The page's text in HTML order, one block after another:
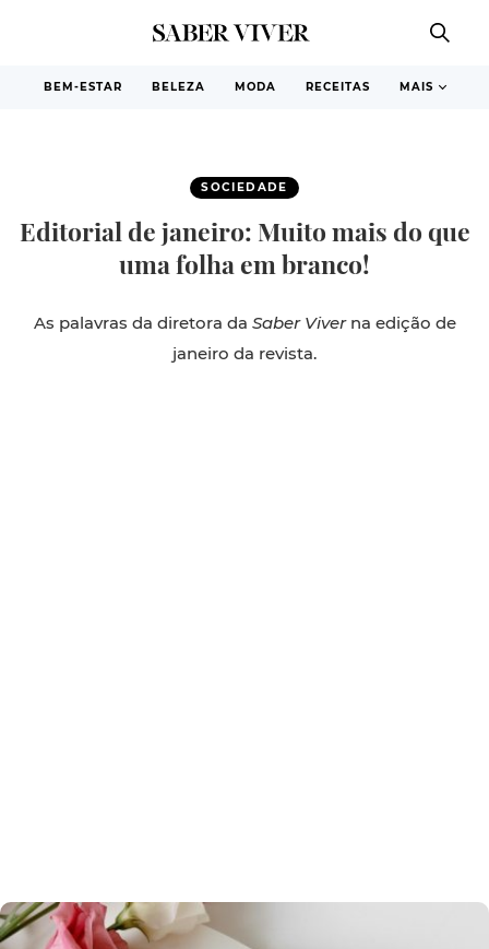
BEM-ESTAR BELEZA MODA RECEITAS MAIS
SOCIEDADE
Editorial de janeiro: Muito mais do que
uma folha em branco!
As palavras da diretora da Saber Viverna edição de
janeiro da revista.